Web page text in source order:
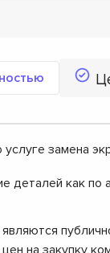
замена
деталей как по
на закупку